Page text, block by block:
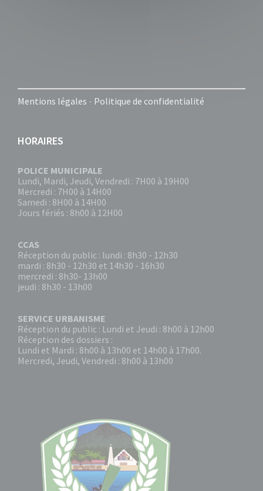
Mentions légales - Politique de confidentialité
HORAIRES
POLICE MUNICIPALE
Lundi, Mardi, Jeudi, Vendredi : 7H00 à 19H00
Mercredi : 7H00 à 14H00
Samedi : 8H00 à 14H00
Jours fériés : 8h00 à 12H00
CCAS
Réception du public : lundi : 8h30 - 12h30
mardi : 8h30 - 12h30 et 14h30 - 16h30
mercredi : 8h30- 13h00
jeudi : 8h30 - 13h00
SERVICE URBANISME
Réception du public : Lundi et Jeudi : 8h00 à 12h00
Réception des dossiers :
Lundi et Mardi : 8h00 à 13h00 et 14h00 à 17h00.
Mercredi, Jeudi, Vendredi : 8h00 à 13h00